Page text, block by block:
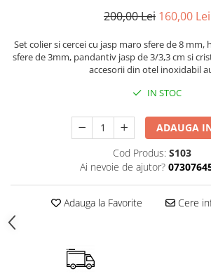
200,00 Lei 160,00 Lei
Set colier si cercei cu jasp maro sfere de 8
sfere de 3mm, pandantiv jasp de 3/3,3 cm si
accesorii din otel inoxidabil
IN STOC
ADAUGA
Cod Produs: S103
Ai nevoie de ajutor?
Adauga la Favorite Cere